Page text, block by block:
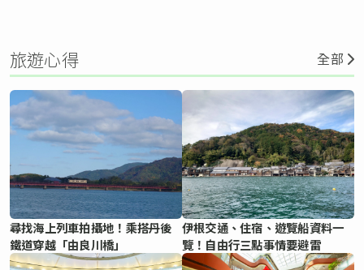
旅遊心得 全部
尋找海上列車拍攝地！乘搭丹後
鐵道穿越「由良川橋」
伊根交通、住宿、遊覽船資料一
覽！自由行三點事情要避雷